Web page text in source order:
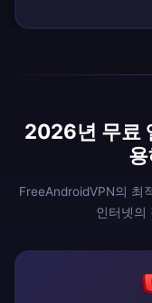
2026년 무료
FreeAndroidVPN의 최
인터넷의